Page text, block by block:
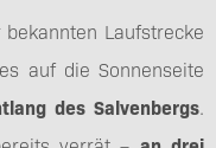
Laufstrecke
auf die Sonnenseite
des Salvenbergs.